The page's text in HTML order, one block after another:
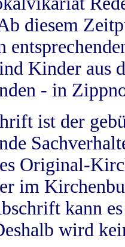
diesem
Kinder aus
- in
ist der
Original-
im
kann
wird